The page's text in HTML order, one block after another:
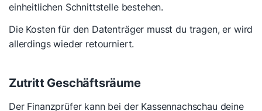
einheitlichen Schnittstelle bestehen.
Die Kosten für den Datenträger musst du tragen, er wird
allerdings wieder retourniert.
Zutritt Geschäftsräume
Der Finanzprüfer kann bei der Kassennachschau deine